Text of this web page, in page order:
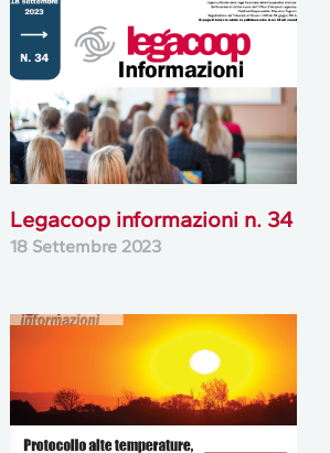
Legacoop informazioni n. 34
18 Settembre 2023